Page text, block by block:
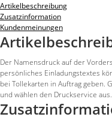
Artikelbeschreibung
Zusatzinformation
Kundenmeinungen
Der Namensdruck auf der
persönliches Einladungstextes
bei Tollekarten in Auftrag geben.
und wählen den Druckservice aus.